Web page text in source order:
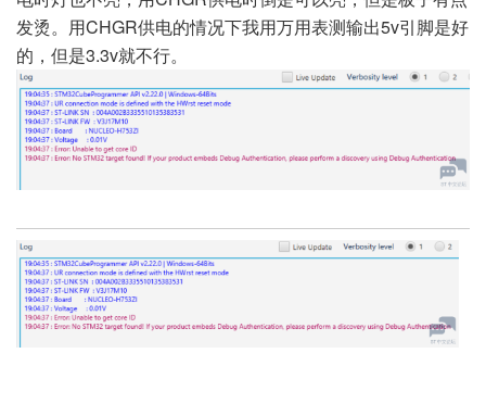
发烫。用CHGR供电的情况下我用万用表测输出5v引脚是好
的，但是3.3v就不行。